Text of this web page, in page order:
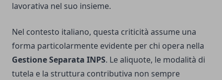
lavorativa nel suo insieme.
Nel contesto italiano, questa criticità assume una
forma particolarmente evidente per chi opera nella
Gestione Separata INPS. Le aliquote, le modalità di
tutela e la struttura contributiva non sempre